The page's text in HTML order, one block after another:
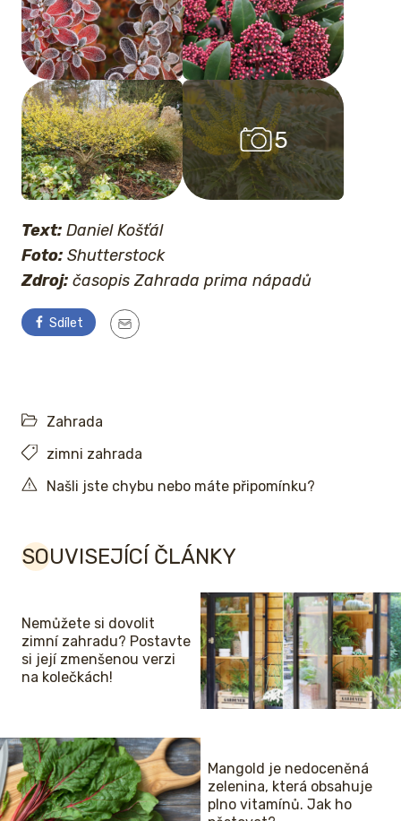
5
Text: Daniel Košťál
Foto: Shutterstock
Zdroj: časopis Zahrada prima nápadů
Sdílet
Zahrada
zimni zahrada
Našli jste chybu nebo máte připomínku?
SOUVISEJÍCÍ ČLÁNKY
Nemůžete si dovolit
zimní zahradu? Postavte
si její zmenšenou verzi
na kolečkách!
Mangold je nedoceněná
zelenina, která obsahuje
plno vitamínů. Jak ho